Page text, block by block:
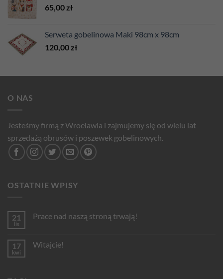
65,00 zł
Serweta gobelinowa Maki 98cm x 98cm
120,00 zł
O NAS
Jesteśmy firmą z Wrocławia i zajmujemy się od wielu lat
sprzedażą obrusów i poszewek gobelinowych.
OSTATNIE WPISY
21
lis
Prace nad naszą stroną trwają!
Prace
17
kwi
Witajcie!